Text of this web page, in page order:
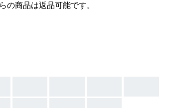
の商品は返品可能です。